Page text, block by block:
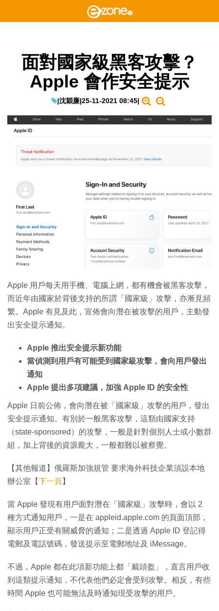
面對國家級黑客攻擊？
Apple 會作安全提示
|沈穎廉|25-11-2021 08:45|
Apple 用戶每天用手機、電腦上網，都有機會被黑客攻擊，
而近年由國家於背後支持的所謂「國家級」攻擊，亦漸見頻
繁。Apple 有見及此，宣佈會向潛在被攻擊的用戶，主動發
出安全提示通知。
Apple 推出安全提示新功能
當偵測到用戶有可能受到國家級攻擊，會向用戶發出
通知
Apple 提出多項建議，加強 Apple ID 的安全性
Apple 日前公佈，會向潛在被「國家級」攻擊的用戶，發出
安全提示通知。有別於一般黑客攻擊，這類由國家支持
（state-sponsored）的攻擊，一般是針對個別人士或小數群
組，加上背後的資源龐大，一般都難以被察覺。
【其他報道】俄羅斯加強規管 要求海外科技企業須設本地
辦公室【下一頁】
當 Apple 發現有用戶面對潛在「國家級」攻擊時，會以 2
種方式通知用戶，一是在 appleid.apple.com 的頁面頂部，
顯示用戶正受有關威脅的通知；二是透過 Apple ID 登記得
電郵及電話號碼，發送提示至電郵地址及 iMessage。
不過，Apple 都在此項新功能上都「戴頭盔」，直言用戶收
到這類提示通知，不代表他們必定會受到攻擊。相反，有些
時間 Apple 也可能無法及時通知現受攻擊的用戶。